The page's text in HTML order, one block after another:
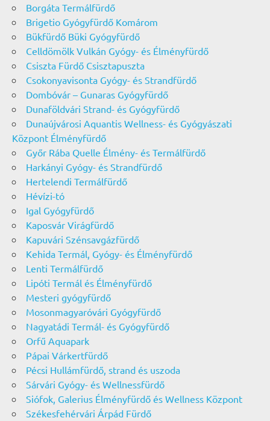
Borgáta Termálfürdő
Brigetio Gyógyfürdő Komárom
Bükfürdő Büki Gyógyfürdő
Celldömölk Vulkán Gyógy- és Élményfürdő
Csiszta Fürdő Csisztapuszta
Csokonyavisonta Gyógy- és Strandfürdő
Dombóvár – Gunaras Gyógyfürdő
Dunaföldvári Strand- és Gyógyfürdő
Dunaújvárosi Aquantis Wellness- és Gyógyászati
Központ Élményfürdő
Győr Rába Quelle Élmény- és Termálfürdő
Harkányi Gyógy- és Strandfürdő
Hertelendi Termálfürdő
Hévízi-tó
Igal Gyógyfürdő
Kaposvár Virágfürdő
Kapuvári Szénsavgázfürdő
Kehida Termál, Gyógy- és Élményfürdő
Lenti Termálfürdő
Lipóti Termál és Élményfürdő
Mesteri gyógyfürdő
Mosonmagyaróvári Gyógyfürdő
Nagyatádi Termál- és Gyógyfürdő
Orfű Aquapark
Pápai Várkertfürdő
Pécsi Hullámfürdő, strand és uszoda
Sárvári Gyógy- és Wellnessfürdő
Siófok, Galerius Élményfürdő és Wellness Központ
Székesfehérvári Árpád Fürdő